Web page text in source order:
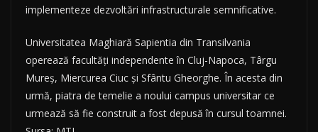
implementeze dezvoltări infrastructurale semnificative.
Universitatea Maghiară Sapientia din Transilvania
operează facultăţi independente în Cluj-Napoca, Târgu
Mureş, Miercurea Ciuc şi Sfântu Gheorghe. În acesta din
urmă, piatra de temelie a noului campus universitar ce
urmează să fie construit a fost depusă în cursul toamnei.